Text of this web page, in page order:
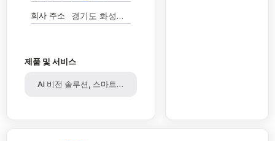
회사 주소 경기도 화성시 동탄기흥로 614 더퍼스트타워2차 19층
제품 및 서비스
AI 비전 솔루션, 스마트팩토리솔루션